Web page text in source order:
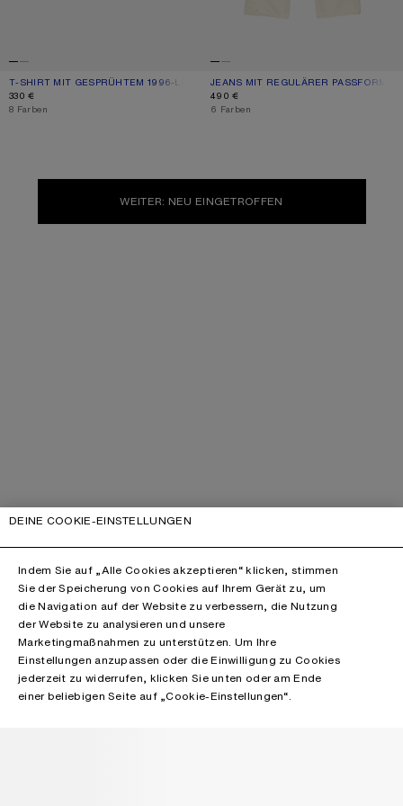
T-SHIRT MIT GESPRÜHTEM 1996-LOGO
AKTUELLE FARBE: STAUBIGES WEISS
PREIS: 330 €.
330 €
,8 Farben
JEANS MIT REGULÄRER PASSFORM –
AKTUELLE FARBE: WEISS
PREIS: 490 €.
490 €
,6 Farben
WEITER: NEU EINGETROFFEN
DEINE COOKIE-EINSTELLUNGEN
Indem Sie auf „Alle Cookies akzeptieren“ klicken, stimmen
Sie der Speicherung von Cookies auf Ihrem Gerät zu, um
die Navigation auf der Website zu verbessern, die Nutzung
der Website zu analysieren und unsere
Marketingmaßnahmen zu unterstützen. Um Ihre
Einstellungen anzupassen oder die Einwilligung zu Cookies
jederzeit zu widerrufen, klicken Sie unten oder am Ende
einer beliebigen Seite auf „Cookie-Einstellungen“.